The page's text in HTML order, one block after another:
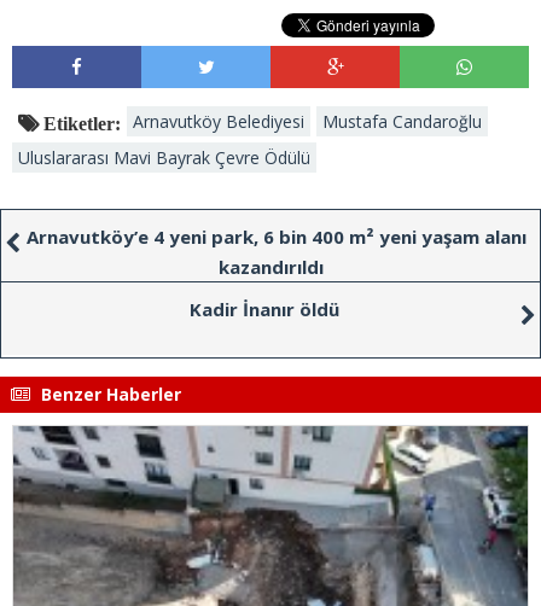
Etiketler: Arnavutköy Belediyesi
Mustafa Candaroğlu
Uluslararası Mavi Bayrak Çevre Ödülü
Arnavutköy’e 4 yeni park, 6 bin 400 m² yeni yaşam alanı
kazandırıldı
Kadir İnanır öldü
Benzer Haberler